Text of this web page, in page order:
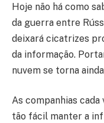
Hoje não há como
da guerra entre
deixará cicatrizes
da informação.
nuvem se torna
As companhias
tão fácil manter a